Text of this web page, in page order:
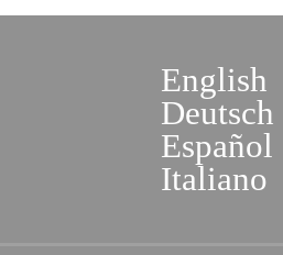
English
Deutsch
Español
Italiano